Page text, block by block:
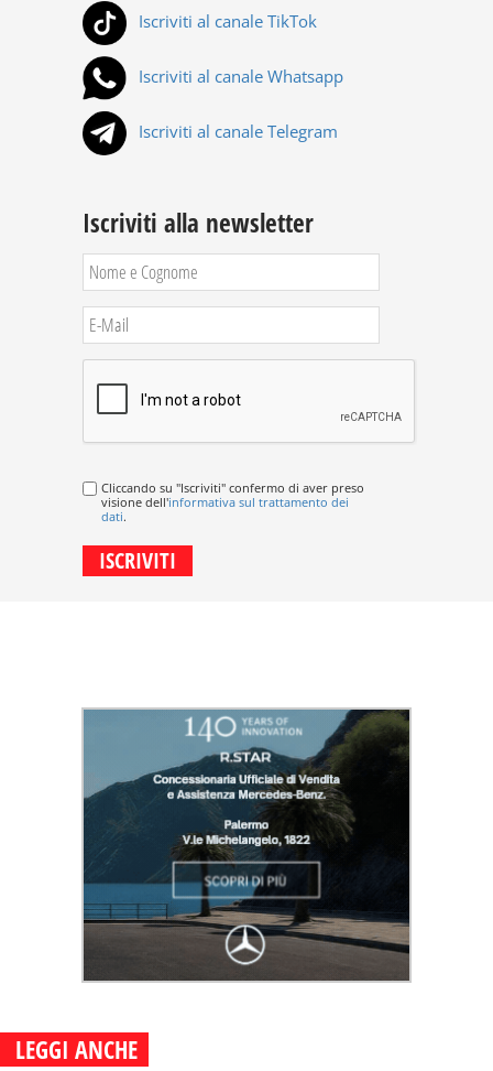
Iscriviti al canale TikTok
Iscriviti al canale Whatsapp
Iscriviti al canale Telegram
Iscriviti alla newsletter
Cliccando su "Iscriviti" confermo di aver preso
visione dell'informativa sul trattamento dei
dati.
LEGGI ANCHE